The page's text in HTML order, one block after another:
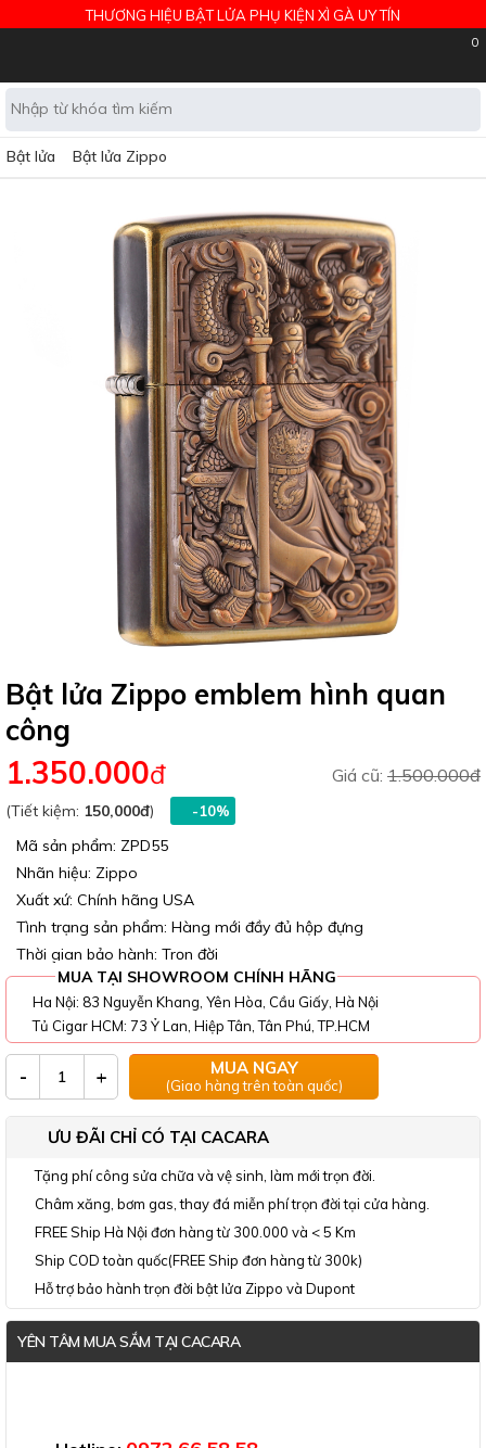
THƯƠNG HIỆU BẬT LỬA PHỤ KIỆN XÌ GÀ UY TÍN
0
Bật lửa Bật lửa Zippo
Bật lửa Zippo emblem hình quan
công
Giá cũ: 1.500.000đ
1.350.000đ
(Tiết kiệm: 150,000đ) -10%
Mã sản phẩm: ZPD55
Nhãn hiệu: Zippo
Xuất xứ: Chính hãng USA
Tình trạng sản phẩm: Hàng mới đầy đủ hộp đựng
Thời gian bảo hành: Trọn đời
MUA TẠI SHOWROOM CHÍNH HÃNG
Ha Nội: 83 Nguyễn Khang, Yên Hòa, Cầu Giấy, Hà Nội
Tủ Cigar HCM: 73 Ỷ Lan, Hiệp Tân, Tân Phú, TP.HCM
- + MUA NGAY
(Giao hàng trên toàn quốc)
ƯU ĐÃI CHỈ CÓ TẠI CACARA
Tặng phí công sửa chữa và vệ sinh, làm mới trọn đời.
Châm xăng, bơm gas, thay đá miễn phí trọn đời tại cửa hàng.
FREE Ship Hà Nội đơn hàng từ 300.000 và < 5 Km
Ship COD toàn quốc(FREE Ship đơn hàng từ 300k)
Hỗ trợ bảo hành trọn đời bật lửa Zippo và Dupont
YÊN TÂM MUA SẮM TẠI CACARA